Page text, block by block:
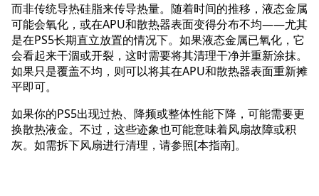
而非传统导热硅脂来传导热量。随着时间的推移，液态金属
可能会氧化，或在APU和散热器表面变得分布不均——尤其
是在PS5长期直立放置的情况下。如果液态金属已氧化，它
会看起来干涸或开裂，这时需要将其清理干净并重新涂抹。
如果只是覆盖不均，则可以将其在APU和散热器表面重新摊
平即可。
如果你的PS5出现过热、降频或整体性能下降，可能需要更
换散热液金。不过，这些迹象也可能意味着风扇故障或积
灰。如需拆下风扇进行清理，请参照[本指南]。